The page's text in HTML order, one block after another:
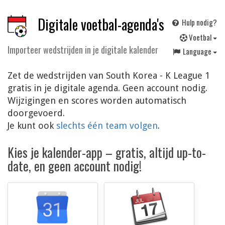
Digitale voetbal-agenda's
Importeer wedstrijden in je digitale kalender
Hulp nodig?
Voetbal
Language
Zet de wedstrijden van South Korea - K League 1
gratis in je digitale agenda. Geen account nodig.
Wijzigingen en scores worden automatisch
doorgevoerd.
Je kunt ook slechts één team volgen.
Kies je kalender-app – gratis, altijd up-to-
date, en geen account nodig!